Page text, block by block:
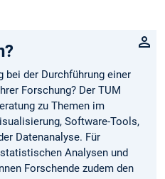
bei der Durchführung einer
Forschung? Der TUM
zu Themen im
Software-Tools,
Datenanalyse. Für
Analysen und
Forschende zudem den